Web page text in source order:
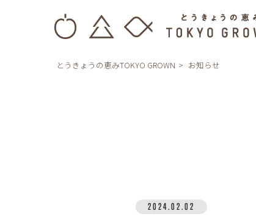
とうきょうの恵みTOKYO GROWN お知らせ
2024.02.02